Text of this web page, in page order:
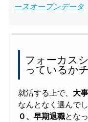
ースオープンデータ
フォーカス
っているか
就活する上で、 大
なんとなく選んで
０、早期退職とな